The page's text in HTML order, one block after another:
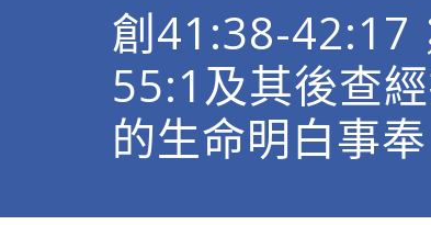
創41:38-42:17
55:1及其後查
的生命明白事奉